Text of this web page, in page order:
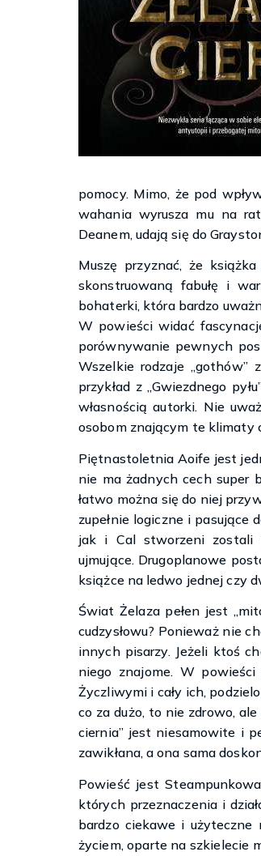
pomocy. Mimo, że pod
wahania wyrusza mu na
Deanem, udają się do
Muszę przyznać, że
skonstruowaną fabułę i
bohaterki, która bardzo
W powieści widać
porównywanie pewnych
Wszelkie rodzaje
przykład z „Gwiezdnego
własnością autorki. Nie
osobom znającym te klimaty
Piętnastoletnia Aoife jest
nie ma żadnych cech super
łatwo można się do niej
zupełnie logiczne i pasujące
jak i Cal stworzeni zostali
ujmujące. Drugoplanowe
książce na ledwo jednej czy
Świat Żelaza pełen jest
cudzysłowu? Ponieważ nie
innych pisarzy. Jeżeli ktoś
niego znajome. W
Życzliwymi i cały ich,
co za dużo, to nie zdrowo,
ciernia” jest niesamowite i
zawikłana, a ona sama
Powieść jest
których przeznaczenia i
bardzo ciekawe i użyteczne
życiem, oparte na szkielecie